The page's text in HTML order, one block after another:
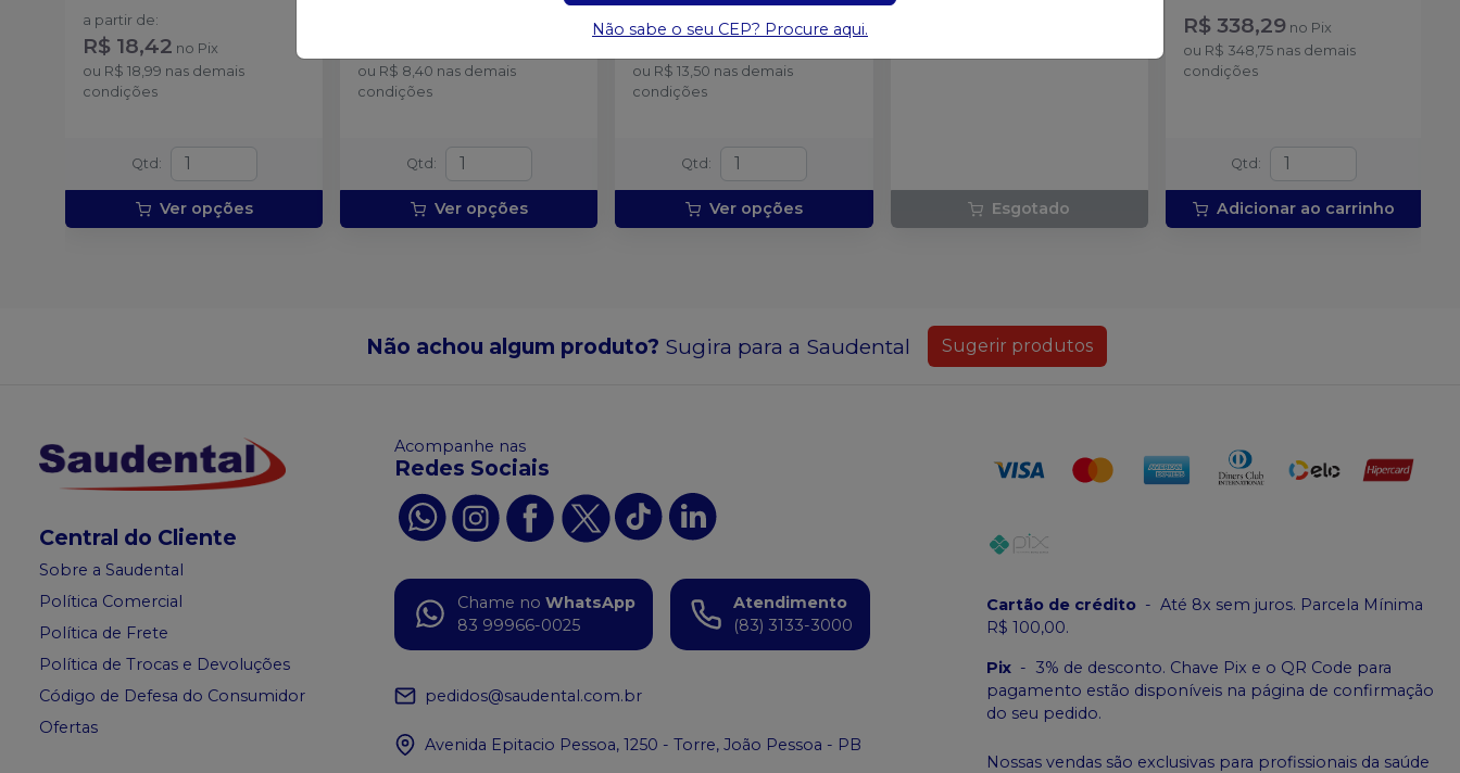
a partir de:
R$ 18,42 no Pix
ou R$ 18,99 nas demais
condições
Qtd :
Ver opções
ou R$ 8,40 nas demais
condições
Qtd :
Ver opções
a partir de
R$ 13,10
ou R$ 13,50 nas demais
condições
Qtd :
Ver opções Esgotado
R$ 338,29 no Pix
ou R$ 348,75nas demais
condições
Qtd :
Adicionar ao carrinho
Não achou algum produto? Sugira para a Saudental Sugerir produtos
Central do Cliente
Sobre a Saudental
Política Comercial
Política de Frete
Política de Trocas e Devoluções
Código de Defesa do Consumidor
Ofertas
Acompanhe nas
Redes Sociais
Chame no WhatsApp
83 99966-0025
Atendimento
(83) 3133-3000
pedidos@saudental.com.br
Avenida Epitacio Pessoa, 1250 - Torre, João Pessoa - PB
Cartão de crédito - Até 8x sem juros. Parcela Mínima
R$ 100,00.
Pix - 3% de desconto. Chave Pix e o QR Code para
pagamento estão disponíveis na página de confirmação
do seu pedido.
Nossas vendas são exclusivas para profissionais da saúde
Não sabe o seu CEP? Procure aqui.